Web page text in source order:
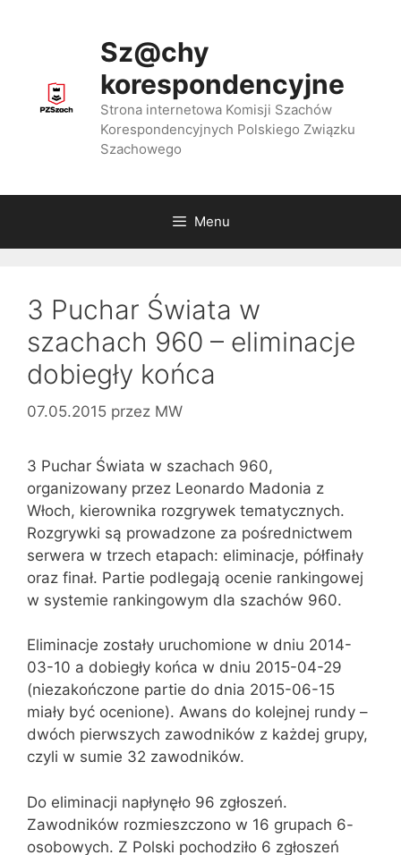
Sz@chy
korespondencyjne
Strona internetowa Komisji Szachów
Korespondencyjnych Polskiego Związku
Szachowego
Menu
3 Puchar Świata w
szachach 960 – eliminacje
dobiegły końca
07.05.2015 przez MW
3 Puchar Świata w szachach 960,
organizowany przez Leonardo Madonia z
Włoch, kierownika rozgrywek tematycznych.
Rozgrywki są prowadzone za pośrednictwem
serwera w trzech etapach: eliminacje, półfinały
oraz finał. Partie podlegają ocenie rankingowej
w systemie rankingowym dla szachów 960.
Eliminacje zostały uruchomione w dniu 2014-
03-10 a dobiegły końca w dniu 2015-04-29
(niezakończone partie do dnia 2015-06-15
miały być ocenione). Awans do kolejnej rundy –
dwóch pierwszych zawodników z każdej grupy,
czyli w sumie 32 zawodników.
Do eliminacji napłynęło 96 zgłoszeń.
Zawodników rozmieszczono w 16 grupach 6-
osobowych. Z Polski pochodziło 6 zgłoszeń